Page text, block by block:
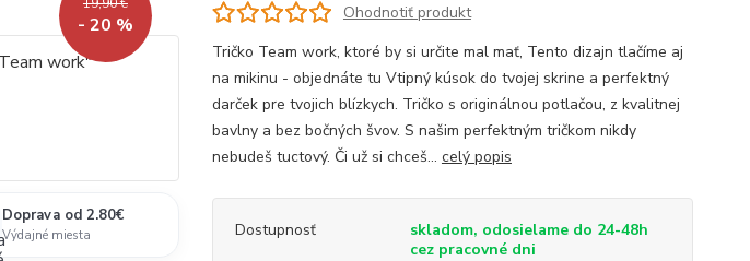
- 20 %
Doprava od 2.80€
Výdajné miesta
Ohodnotiť produkt
Tričko Team work, ktoré by si určite mal mať, Tento dizajn tlačíme aj
na mikinu - objednáte tu Vtipný kúsok do tvojej skrine a perfektný
darček pre tvojich blízkych. Tričko s originálnou potlačou, z kvalitnej
bavlny a bez bočných švov. S našim perfektným tričkom nikdy
nebudeš tuctový. Či už si chceš... celý popis
Dostupnosť
skladom, odosielame do 24-48h
cez pracovné dni